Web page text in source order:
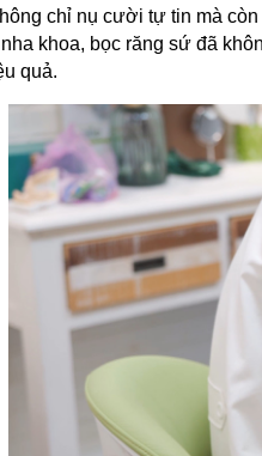
chỉ nụ cười tự tin mà
khoa, bọc răng sứ đã
quả.